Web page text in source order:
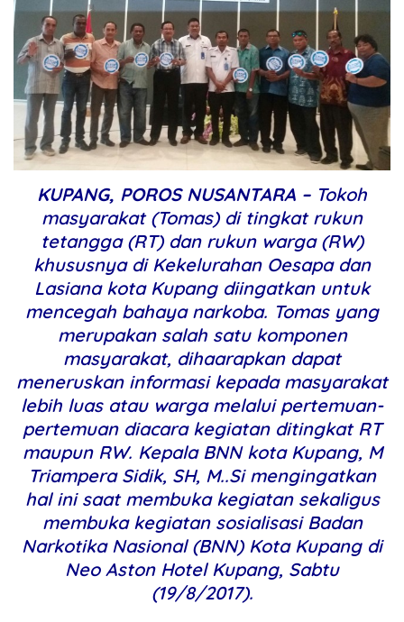
KUPANG, POROS NUSANTARA –Tokoh
masyarakat (Tomas) di tingkat rukun
tetangga (RT) dan rukun warga (RW)
khususnya di Kekelurahan Oesapa dan
Lasiana kota Kupang diingatkan untuk
mencegah bahaya narkoba. Tomas yang
merupakan salah satu komponen
masyarakat, dihaarapkan dapat
meneruskan informasi kepada masyarakat
lebih luas atau warga melalui pertemuan-
pertemuan diacara kegiatan ditingkat RT
maupun RW. Kepala BNN kota Kupang, M
Triampera Sidik, SH, M..Si mengingatkan
hal ini saat membuka kegiatan sekaligus
membuka kegiatan sosialisasi Badan
Narkotika Nasional (BNN) Kota Kupang di
Neo Aston Hotel Kupang, Sabtu
(19/8/2017).